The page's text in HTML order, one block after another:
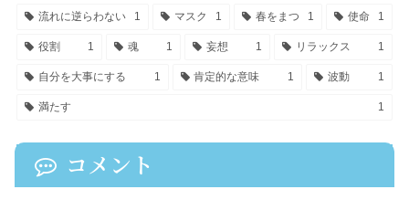
流れに逆らわない 1 マスク 1 春をまつ 1 使命 1
役割 1 魂 1 妄想 1 リラックス 1
自分を大事にする 1 肯定的な意味 1 波動 1
満たす 1
コメント